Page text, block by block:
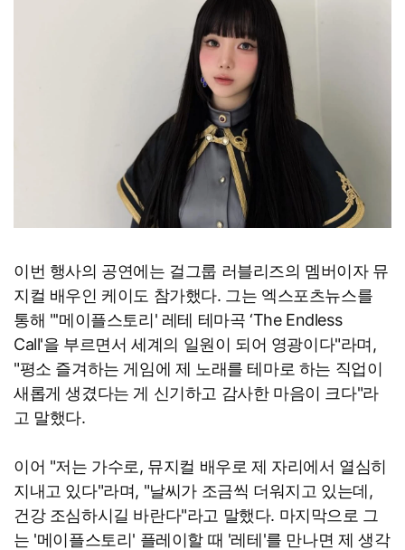
이번 행사의 공연에는 걸그룹 러블리즈의 멤버이자 뮤
지컬 배우인 케이도 참가했다. 그는 엑스포츠뉴스를
통해 "'메이플스토리' 레테 테마곡 ‘The Endless
Call'을 부르면서 세계의 일원이 되어 영광이다"라며,
"평소 즐겨하는 게임에 제 노래를 테마로 하는 직업이
새롭게 생겼다는 게 신기하고 감사한 마음이 크다"라
고 말했다.
이어 "저는 가수로, 뮤지컬 배우로 제 자리에서 열심히
지내고 있다"라며, "날씨가 조금씩 더워지고 있는데,
건강 조심하시길 바란다"라고 말했다. 마지막으로 그
는 '메이플스토리' 플레이할 때 '레테'를 만나면 제 생각